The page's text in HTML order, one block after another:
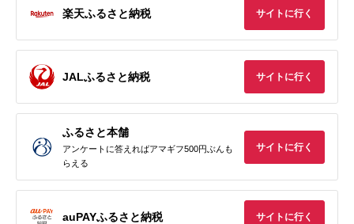
楽天ふるさと納税 サイトに行く
JALふるさと納税 サイトに行く
ふるさと本舗
アンケートに答えればアマギフ500円ぶんも
らえる
サイトに行く
auPAYふるさと納税 サイトに行く